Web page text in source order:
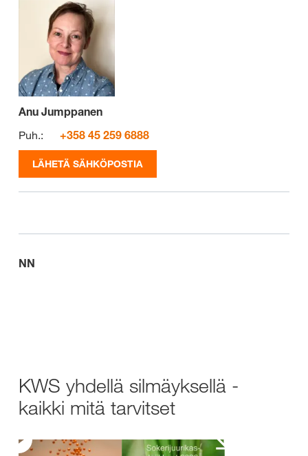
Anu Jumppanen
Puh.:
+358 45 259 6888
LÄHETÄ SÄHKÖPOSTIA
NN
KWS yhdellä silmäyksellä -
kaikki mitä tarvitset